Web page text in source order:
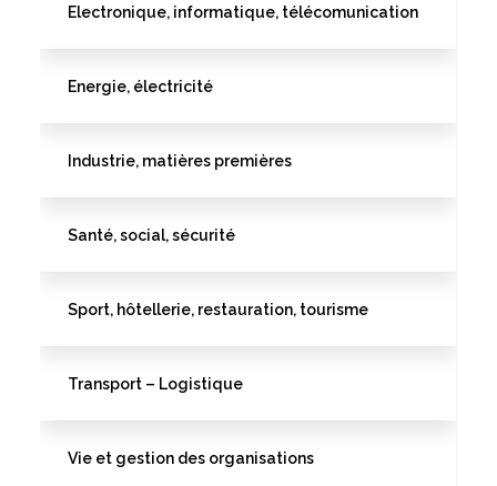
Electronique, informatique, télécomunication
Energie, électricité
Industrie, matières premières
Santé, social, sécurité
Sport, hôtellerie, restauration, tourisme
Transport – Logistique
Vie et gestion des organisations